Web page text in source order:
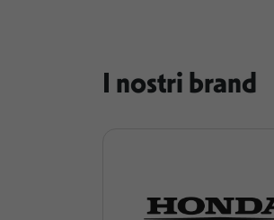
I nostri brand